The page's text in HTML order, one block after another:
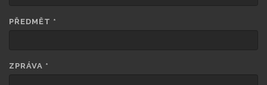
PŘEDMĚT *
ZPRÁVA *